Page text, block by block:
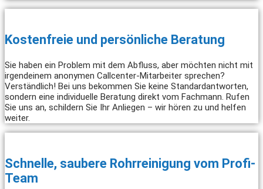
Kostenfreie und persönliche Beratung
Sie haben ein Problem mit dem Abfluss, aber möchten nicht mit
irgendeinem anonymen Callcenter-Mitarbeiter sprechen?
Verständlich! Bei uns bekommen Sie keine Standardantworten,
sondern eine individuelle Beratung direkt vom Fachmann. Rufen
Sie uns an, schildern Sie Ihr Anliegen – wir hören zu und helfen
weiter.
Schnelle, saubere Rohrreinigung vom Profi-
Team